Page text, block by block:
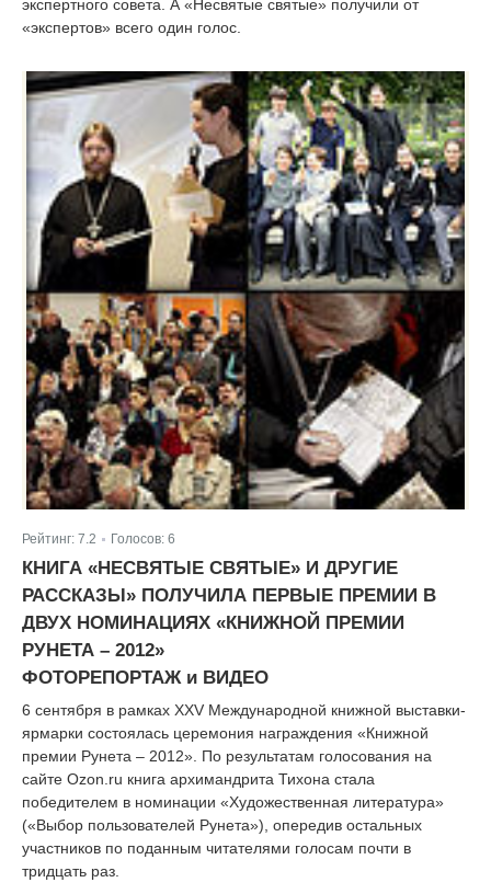
экспертного совета. А «Несвятые святые» получили от
«экспертов» всего один голос.
Рейтинг: 7.2 Голосов: 6
КНИГА «НЕСВЯТЫЕ СВЯТЫЕ» И ДРУГИЕ
РАССКАЗЫ» ПОЛУЧИЛА ПЕРВЫЕ ПРЕМИИ В
ДВУХ НОМИНАЦИЯХ «КНИЖНОЙ ПРЕМИИ
РУНЕТА – 2012»
ФОТОРЕПОРТАЖ и ВИДЕО
6 сентября в рамках XXV Международной книжной выставки-
ярмарки состоялась церемония награждения «Книжной
премии Рунета – 2012». По результатам голосования на
сайте Ozon.ru книга архимандрита Тихона стала
победителем в номинации «Художественная литература»
(«Выбор пользователей Рунета»), опередив остальных
участников по поданным читателями голосам почти в
тридцать раз.